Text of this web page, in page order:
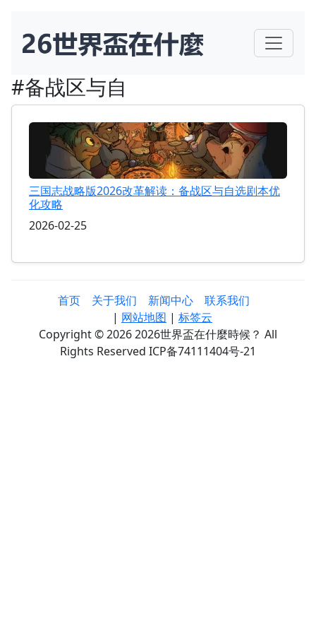
#备战区与自
三国志战略版2026改革解读：备战区与自选剧本优
化攻略
2026-02-25
首页 关于我们 新闻中心
联系我们
| 网站地图 | 标签云
Copyright © 2026 2026世界盃在什麼時候？ All
Rights Reserved ICP备74111404号-21